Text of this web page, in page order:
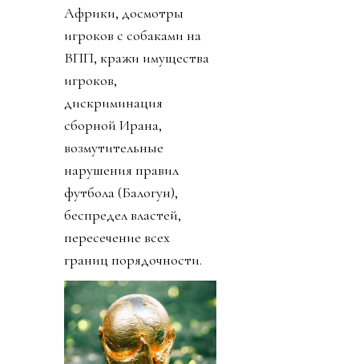
Африки, досмотры
игроков с собаками на
ВПП, кражи имущества
игроков,
дискриминация
сборной Ирана,
возмутительные
нарушения правил
футбола (Балогун),
беспредел властей,
пересечение всех
границ порядочности.